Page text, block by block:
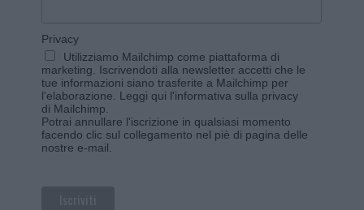
Privacy
Utilizziamo Mailchimp come piattaforma di
marketing. Iscrivendoti alla newsletter accetti che le
tue informazioni siano trasferite a Mailchimp per
l'elaborazione. Leggi qui l'informativa sulla privacy
di Mailchimp
Potrai annullare l'iscrizione in qualsiasi momento
facendo clic sul collegamento nel piè di pagina delle
nostre e-mail.